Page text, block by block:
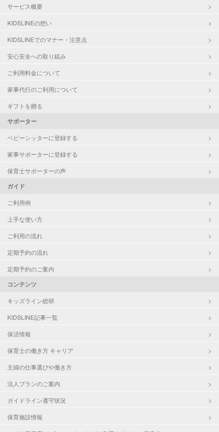
サービス概要
KIDSLINEの想い
KIDSLINEでのマナー・注意点
安心安全への取り組み
ご利用料金について
家事代行のご利用について
ギフトを贈る
サポーター
ベビーシッターに登録する
家事サポーターに登録する
保育士サポーターの声
ガイド
ご利用例
上手な使い方
ご利用の流れ
定期予約の流れ
定期予約のご案内
コンテンツ
キッズライン総研
KIDSLINE記事一覧
保活情報
保育士の働き方 キャリア
主婦の仕事選びや働き方
法人プランのご案内
ガイドライン遵守状況
保育施設情報